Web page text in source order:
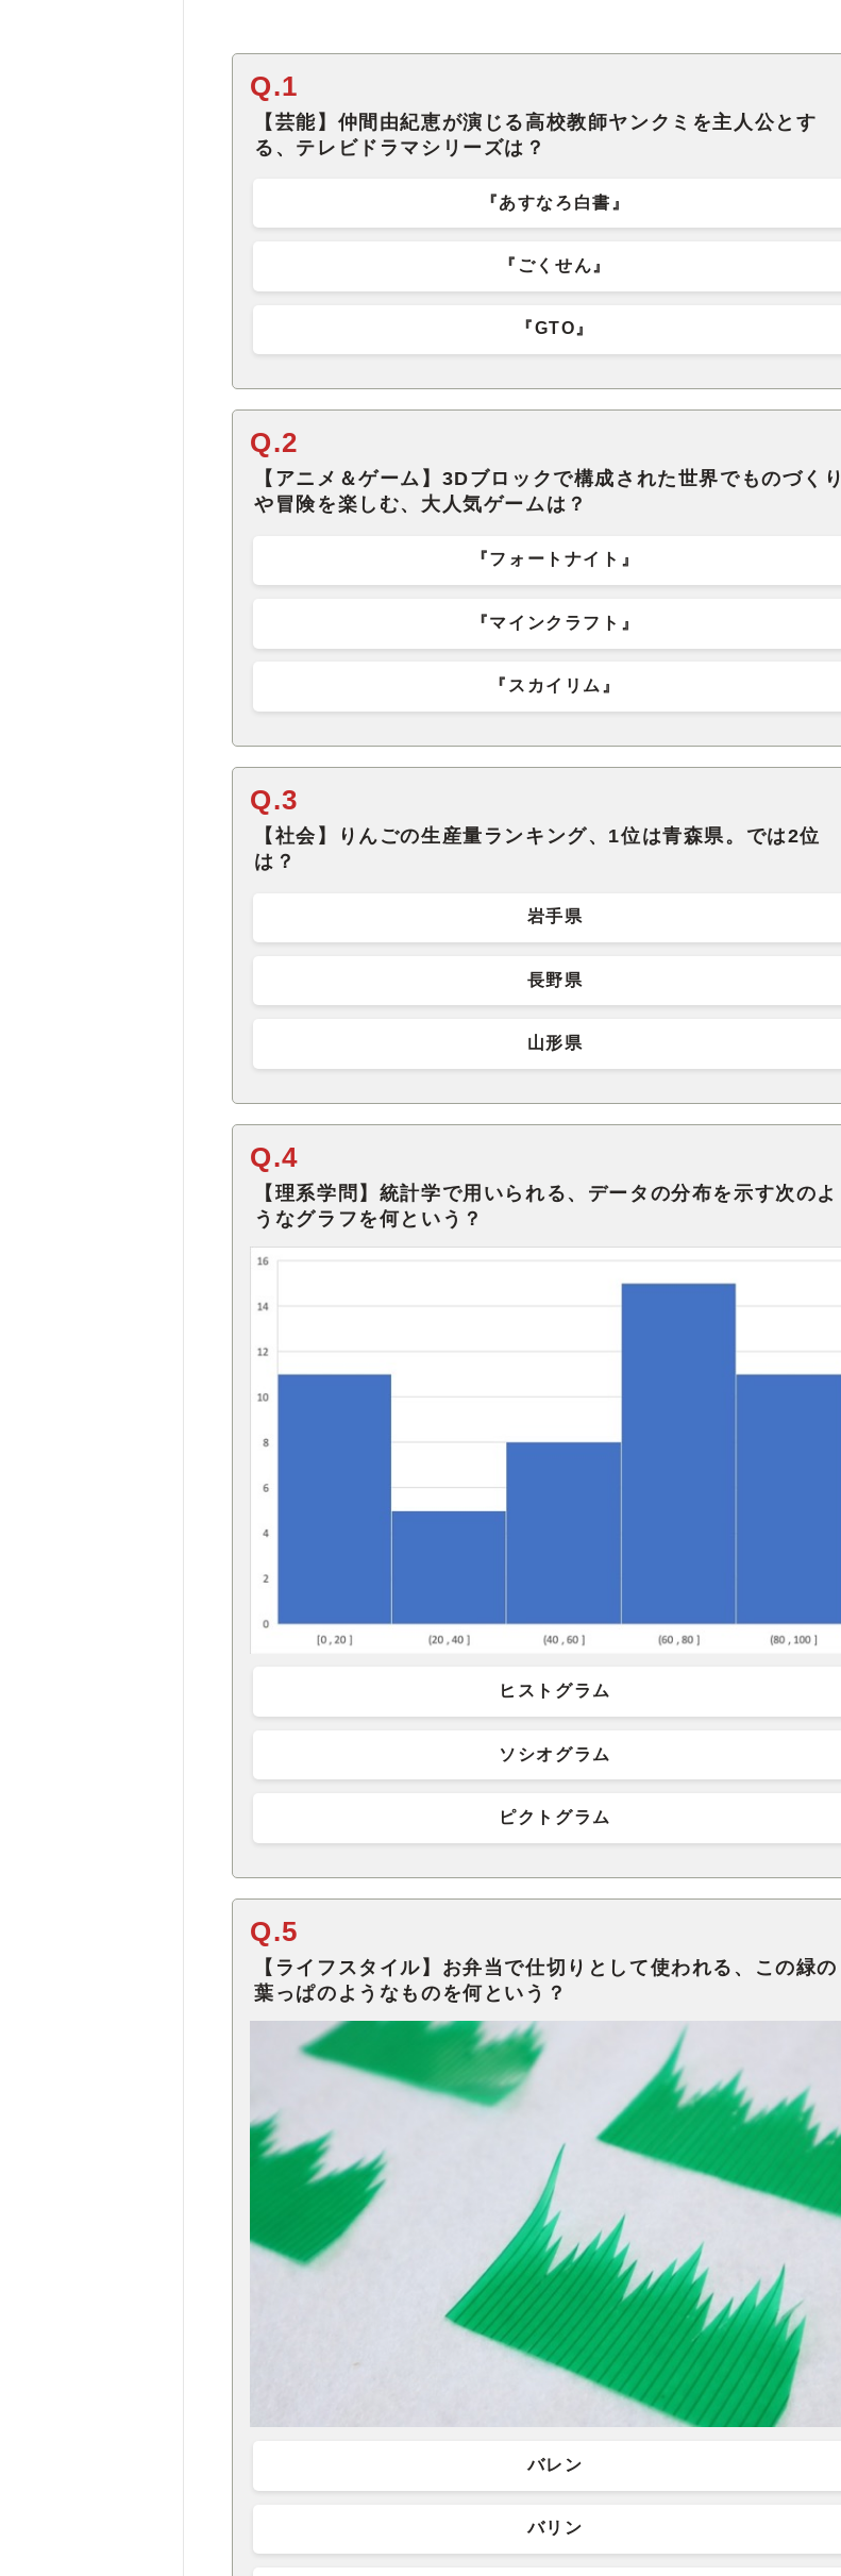
Q.1
【芸能】仲間由紀恵が演じる高校教師ヤンクミを主人公とす
る、テレビドラマシリーズは？
『あすなろ白書』
『ごくせん』
『GTO』
Q.2
【アニメ＆ゲーム】3Dブロックで構成された世界でものづくり
や冒険を楽しむ、大人気ゲームは？
『フォートナイト』
『マインクラフト』
『スカイリム』
Q.3
【社会】りんごの生産量ランキング、1位は青森県。では2位
は？
岩手県
長野県
山形県
Q.4
【理系学問】統計学で用いられる、データの分布を示す次のよ
うなグラフを何という？
ヒストグラム
ソシオグラム
ピクトグラム
Q.5
【ライフスタイル】お弁当で仕切りとして使われる、この緑の
葉っぱのようなものを何という？
バレン
バリン